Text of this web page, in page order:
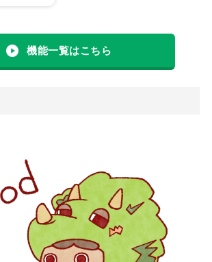
機能一覧はこちら